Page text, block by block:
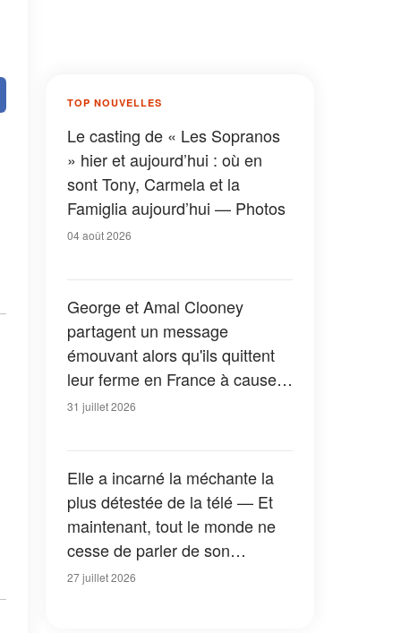
TOP NOUVELLES
Le casting de « Les Sopranos
» hier et aujourd’hui : où en
sont Tony, Carmela et la
Famiglia aujourd’hui — Photos
04 août 2026
George et Amal Clooney
partagent un message
émouvant alors qu'ils quittent
leur ferme en France à cause
des feux de forêt — Tous les
31 juillet 2026
Elle a incarné la méchante la
plus détestée de la télé — Et
maintenant, tout le monde ne
cesse de parler de son
apparition dans la nouvelle
27 juillet 2026